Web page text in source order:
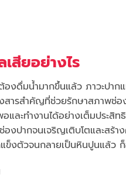
สียอย่างไร
องดื่มน้ำมากขึ้นแล้ว ภาวะปา
สารสำคัญที่ช่วยรักษาสภาพช่
และทำงานได้อย่างเต็มประสิ
งปากจนเจริญเติบโตและสร้
ข็งตัวจนกลายเป็นหินปูนแล้ว